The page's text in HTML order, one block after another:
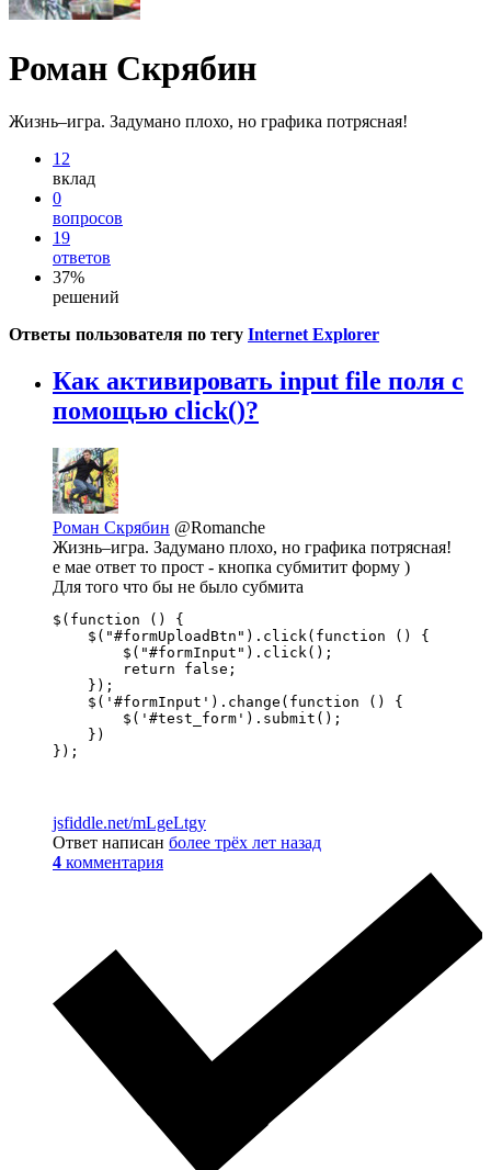
Роман Скрябин
Жизнь–игра. Задумано плохо, но графика потрясная!
12
вклад
0
вопросов
19
ответов
37%
решений
Ответы пользователя по тегу Internet Explorer
Как активировать input file поля с
помощью click()?
Роман Скрябин @Romanche
Жизнь–игра. Задумано плохо, но графика потрясная!
е мае ответ то прост - кнопка субмитит форму )
Для того что бы не было субмита
$(function () {
    $("#formUploadBtn").click(function () {
        $("#formInput").click();
        return false;
    });
    $('#formInput').change(function () {
        $('#test_form').submit();
    })
});
jsfiddle.net/mLgeLtgy
Ответ написан более трёх лет назад
4 комментария